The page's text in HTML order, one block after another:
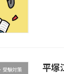
受験対策 平塚